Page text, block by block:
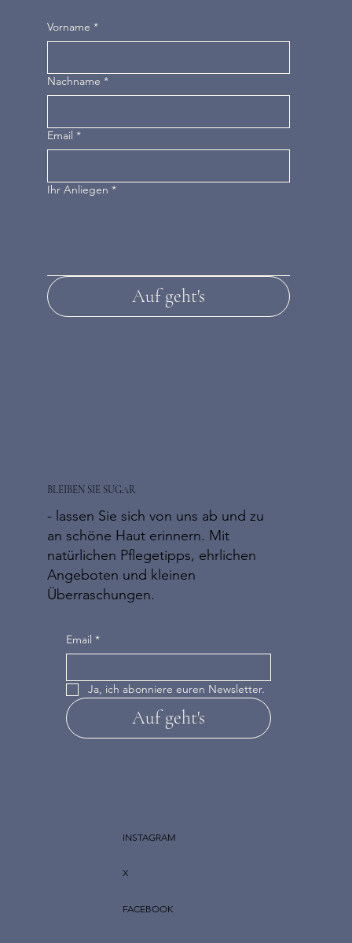
Vorname *
Nachname *
Email *
Ihr Anliegen *
Auf geht's
BLEIBEN SIE SUGAR
- lassen Sie sich von uns ab und zu
an schöne Haut erinnern. Mit
natürlichen Pflegetipps, ehrlichen
Angeboten und kleinen
Überraschungen.
Email *
Ja, ich abonniere euren Newsletter.
Auf geht's
INSTAGRAM
X
FACEBOOK